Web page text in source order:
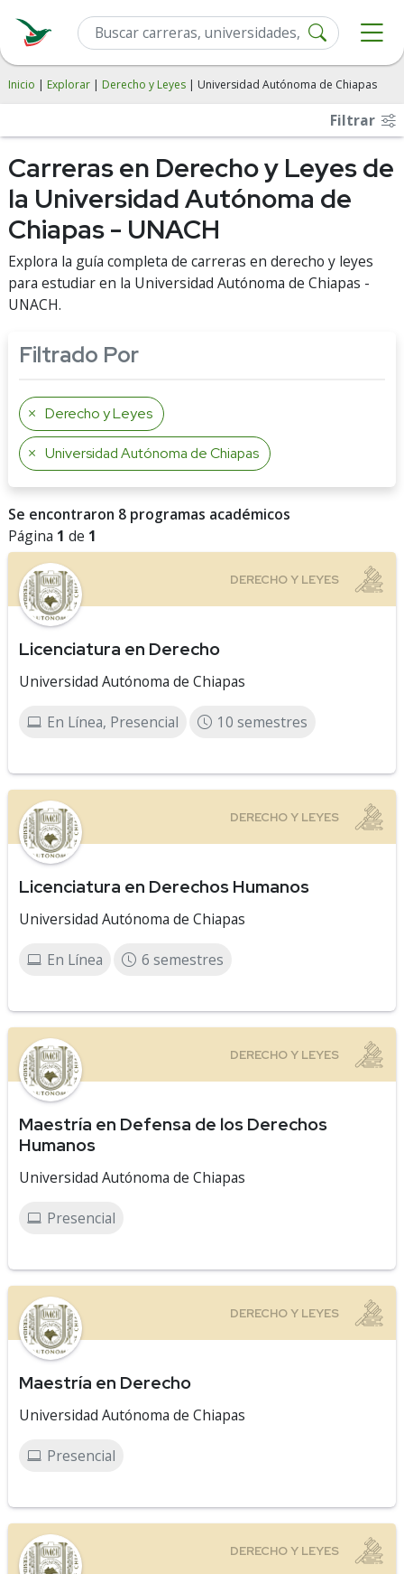
Inicio | Explorar | Derecho y Leyes | Universidad Autónoma de Chiapas
Filtrar
Carreras en Derecho y Leyes de
la Universidad Autónoma de
Chiapas - UNACH
Explora la guía completa de carreras en derecho y leyes
para estudiar en la Universidad Autónoma de Chiapas -
UNACH.
Filtrado Por
Derecho y Leyes
Universidad Autónoma de Chiapas
Se encontraron 8 programas académicos
Página 1 de 1
Licenciatura en Derecho
Universidad Autónoma de Chiapas
En Línea, Presencial 10 semestres
Licenciatura en Derechos Humanos
Universidad Autónoma de Chiapas
En Línea 6 semestres
Maestría en Defensa de los Derechos
Humanos
Universidad Autónoma de Chiapas
Presencial
Maestría en Derecho
Universidad Autónoma de Chiapas
Presencial